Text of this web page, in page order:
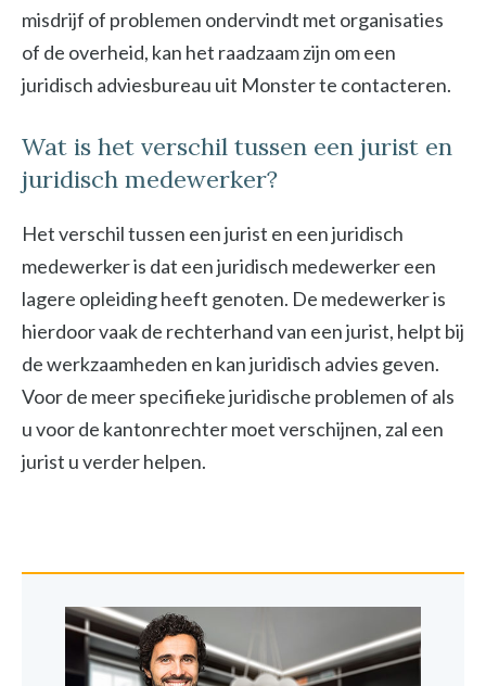
misdrijf of problemen ondervindt met organisaties
of de overheid, kan het raadzaam zijn om een
juridisch adviesbureau uit Monster te contacteren.
Wat is het verschil tussen een jurist en
juridisch medewerker?
Het verschil tussen een jurist en een juridisch
medewerker is dat een juridisch medewerker een
lagere opleiding heeft genoten. De medewerker is
hierdoor vaak de rechterhand van een jurist, helpt bij
de werkzaamheden en kan juridisch advies geven.
Voor de meer specifieke juridische problemen of als
u voor de kantonrechter moet verschijnen, zal een
jurist u verder helpen.